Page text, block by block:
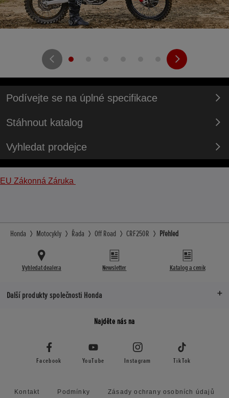
Podívejte se na úplné specifikace
Stáhnout katalog
Vyhledat prodejce
EU Zákonná Záruka
Honda Motocykly Řada Off Road CRF250R Přehled
Vyhledat dealera Newsletter Katalog a ceník
Další produkty společnosti Honda
Najděte nás na
Facebook YouTube Instagram TikTok
Kontakt Podmínky Zásady ochrany osobních údajů